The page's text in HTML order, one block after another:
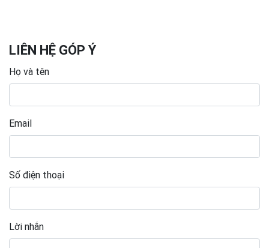
LIÊN HỆ GÓP Ý
Họ và tên
Email
Số điện thoại
Lời nhắn